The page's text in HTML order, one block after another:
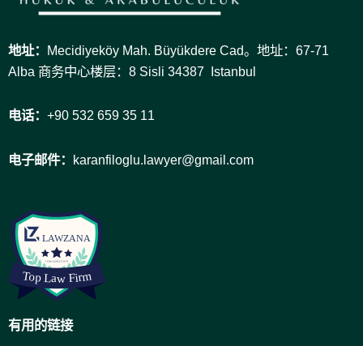
地址： Mecidiyeköy Mah. Büyükdere Cad。地址：67-71
Alba 商务中心楼层：8 Sisli 34387 Istanbul
电话： +90 532 659 35 11
电子邮件： karanfiloglu.lawyer@gmail.com
有用的链接